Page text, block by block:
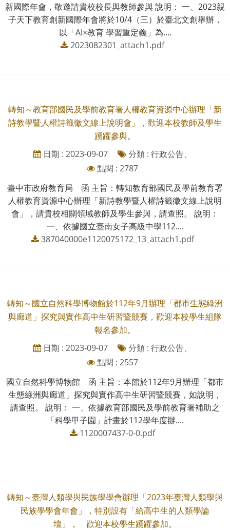
新國際年會，敬邀請貴校校長與教師參與 說明： 一、2023親
子天下教育創新國際年會將於10/4（三）於臺北文創舉辦，
以「AI×教育 學習重定義」為....
2023082301_attach1.pdf
轉知～教育部國民及學前教育署人權教育資源中心辦理「新
詩教學暨人權詩籤徵文線上說明會」，歡迎本校教師及學生
踴躍參與。
日期 : 2023-09-07
分類 : 行政公告、
點閱 : 2787
臺中市政府教育局 函 主旨：轉知教育部國民及學前教育署
人權教育資源中心辦理「新詩教學暨人權詩籤徵文線上說明
會」，請貴校相關領域教師及學生參與，請查照。 說明：
一、依據國立臺南女子高級中學112....
387040000e1120075172_13_attach1.pdf
轉知～國立自然科學博物館於112年9月辦理「都市生態綠洲
與廊道」探究與實作高中生研習暨競賽，歡迎本校學生組隊
報名參加。
日期 : 2023-09-07
分類 : 行政公告、
點閱 : 2557
國立自然科學博物館 函 主旨：本館於112年9月辦理「都市
生態綠洲與廊道」探究與實作高中生研習暨競賽，如說明，
請查照。 說明： 一、依據教育部國民及學前教育署補助之
「科學甲子園」計畫於112學年度辦....
1120007437-0-0.pdf
轉知～臺灣人類學與民族學學會辦理「2023年臺灣人類學與
民族學學會年會」，特別設有「給高中生的人類學論
壇」， 歡迎本校學生踴躍參加。